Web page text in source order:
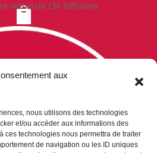
aux
nous utilisons des technologies
et/ou accéder aux informations des
ces technologies nous permettra de traiter
de navigation ou les ID uniques

COMMANDES
compte

virtuel de LM Diffusion